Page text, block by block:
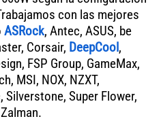
con las mejores
ASRock, Antec, ASUS, be
Corsair, DeepCool,
FSP Group, GameMax,
MSI, NOX, NZXT,
Silverstone, Super Flower,